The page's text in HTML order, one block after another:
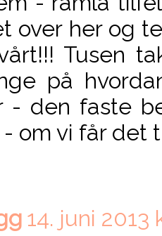
over her og
Tusen
på
- den faste
om vi får det
14. juni 2013